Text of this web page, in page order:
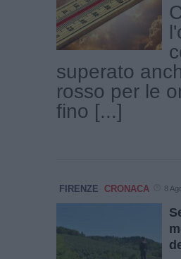
superato
rosso per le
fino [...]
FIRENZE CRONACA 8